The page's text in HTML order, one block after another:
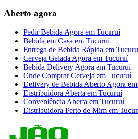
Aberto agora
Pedir Bebida Agora em Tucuruí
Bebida em Casa em Tucuruí
Entrega de Bebida Rápida em
Cerveja Gelada Agora em Tucuruí
Bebida Delivery Agora em Tucuruí
Onde Comprar Cerveja em Tucuruí
Delivery de Bebida Aberto Agora em
Distribuidora Aberta em Tucuruí
Conveniência Aberta em Tucuruí
Distribuidora Perto de Mim em